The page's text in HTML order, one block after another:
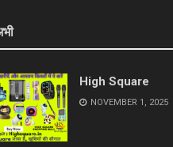
High Square
NOVEMBER 1, 2025